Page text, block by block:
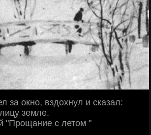
за окно, вздохнул и сказал:
земле.
"Прощание с летом "